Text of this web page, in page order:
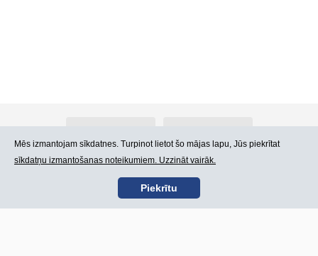
Kontakti Lietošanas noteikumi
Mēs izmantojam sīkdatnes. Turpinot lietot šo mājas lapu, Jūs piekrītat
sīkdatņu izmantošanas noteikumiem. Uzzināt vairāk.
Piekrītu